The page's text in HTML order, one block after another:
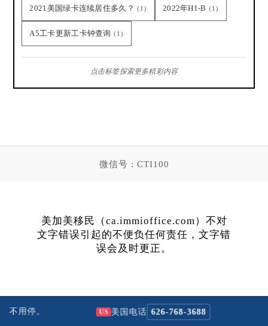
不用停。 US 美国电话 626-768-3688
2021美国绿卡连续居住多久？ (1) 2022年H1-B (1)
A5工卡更新工卡钟查询 (1)
点击标签探索更多精彩内容
微信号 : CTI100
美加美移民（ca.immioffice.com）不对
文字错误引起的不便负任何责任，文字错
误会及时更正。